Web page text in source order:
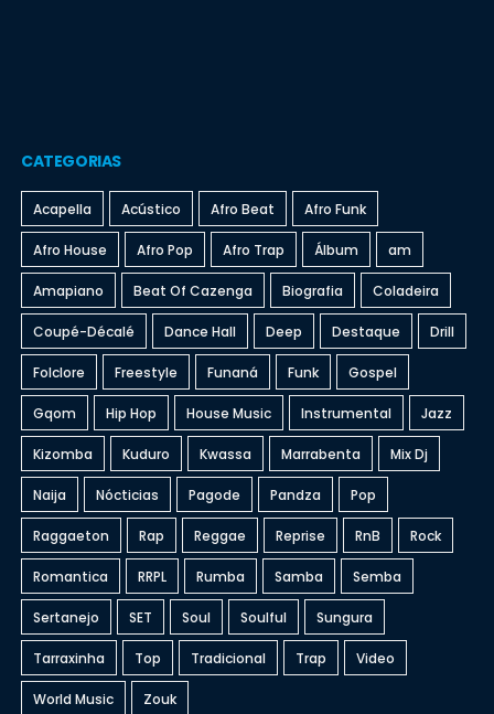
CATEGORIAS
Acapella Acústico Afro Beat Afro Funk
Afro House Afro Pop Afro Trap Álbum am
Amapiano Beat Of Cazenga Biografia Coladeira
Coupé-Décalé Dance Hall Deep Destaque Drill
Folclore Freestyle Funaná Funk Gospel
Gqom Hip Hop House Music Instrumental Jazz
Kizomba Kuduro Kwassa Marrabenta Mix Dj
Naija Nócticias Pagode Pandza Pop
Raggaeton Rap Reggae Reprise RnB Rock
Romantica RRPL Rumba Samba Semba
Sertanejo SET Soul Soulful Sungura
Tarraxinha Top Tradicional Trap Video
World Music Zouk